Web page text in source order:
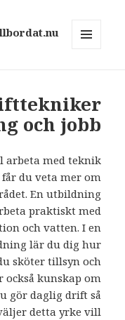
och jobb
arbeta med teknik
du veta mer om
En utbildning
praktiskt med
och vatten. I en
lär du dig hur
sköter tillsyn och
också kunskap om
gör daglig drift så
detta yrke vill